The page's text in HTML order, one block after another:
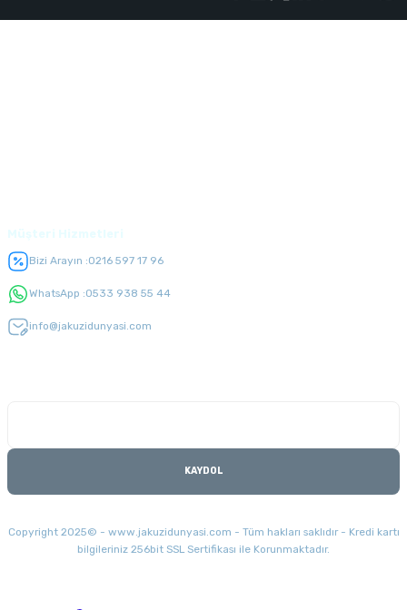
Bizi Arayın :0216 597 17 96
WhatsApp :0533 938 55 44
info@jakuzidunyasi.com
KAYDOL
Copyright 2025© - www.jakuzidunyasi.com - Tüm hakları saklıdır - Kredi kartı
bilgileriniz 256bit SSL Sertifikası ile Korunmaktadır.